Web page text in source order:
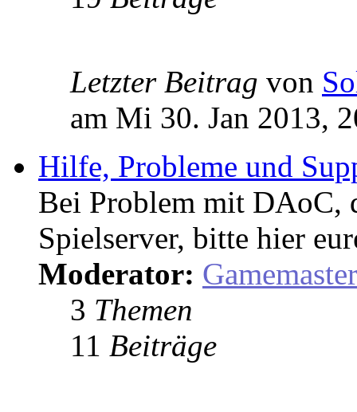
Letzter Beitrag von
am Mi 30. Jan 2013,
Hilfe, Probleme und
Bei Problem mit DAoC,
Spielserver, bitte hier
Moderator: Gamemaster
3 Themen
11 Beiträge